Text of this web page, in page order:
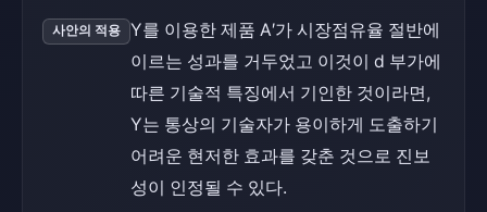
사안의 적용
Y를 이용한 제품 A′가 시장점유율 절반에
이르는 성과를 거두었고 이것이 d 부가에
따른 기술적 특징에서 기인한 것이라면,
Y는 통상의 기술자가 용이하게 도출하기
어려운 현저한 효과를 갖춘 것으로 진보
성이 인정될 수 있다.